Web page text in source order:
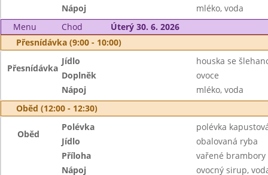
Nápoj
mléko, voda
Menu
Chod
Úterý 30. 6. 2026
Přesnídávka (9:00 - 10:00)
Přesnídávka
Jídlo
houska se
Doplněk
ovoce
Nápoj
mléko, voda
Oběd (12:00 - 12:30)
Oběd
Polévka
polévka
Jídlo
obalovaná ryba
Příloha
vařené brambory
Nápoj
ovocný sirup,